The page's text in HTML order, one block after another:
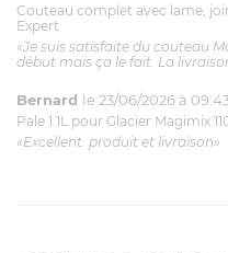
Couteau complet avec lame,
Expert
«Je suis satisfaite du couteau
début mais ça le fait. La
Bernard le 23/06/2026 à
Pale 1.1L pour Glacier Magimix
«Excellent: produit et livraison»